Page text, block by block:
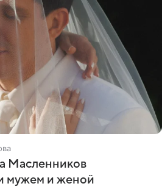
Масленников
мужем и женой